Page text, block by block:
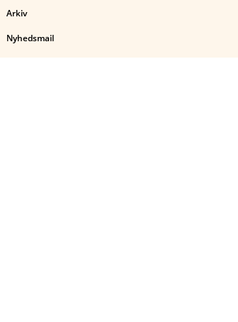
Arkiv
Nyhedsmail